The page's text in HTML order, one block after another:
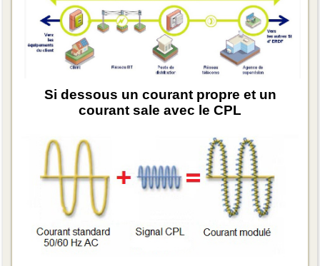
Si dessous un courant propre et un
courant sale avec le CPL